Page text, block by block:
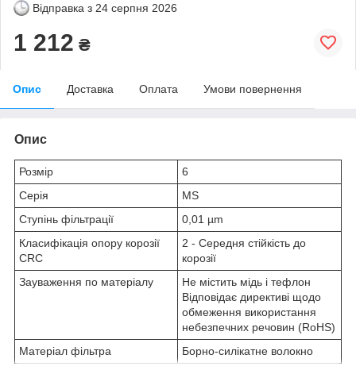
Відправка з 24 серпня 2026
1 212 ₴
Опис Доставка Оплата Умови повернення
Опис
Розмір
6
Серія
MS
Ступінь фільтрації
0,01 µm
Класифікація опору корозії
CRC
2 - Середня стійкість до
корозії
Зауваження по матеріалу
Не містить мідь і тефлон
Відповідає директиві щодо
обмеження використання
небезпечних речовин (RoHS)
Матеріал фільтра
Борно-силікатне волокно